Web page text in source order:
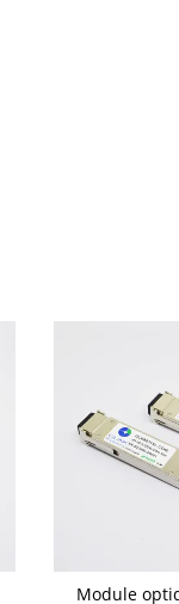
Module